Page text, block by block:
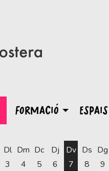
FORMACIÓ ESPAIS
Dl
3
Dm
4
Dc
5
Dj
6
Dv
7
Ds
8
Dg
9